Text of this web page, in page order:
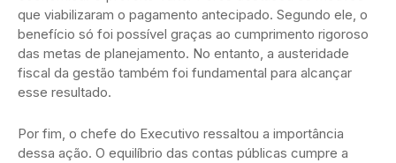
que viabilizaram o pagamento antecipado. Segundo ele, o
benefício só foi possível graças ao cumprimento rigoroso
das metas de planejamento. No entanto, a austeridade
fiscal da gestão também foi fundamental para alcançar
esse resultado.
Por fim, o chefe do Executivo ressaltou a importância
dessa ação. O equilíbrio das contas públicas cumpre a